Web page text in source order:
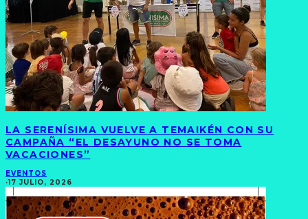
LA SERENÍSIMA VUELVE A TEMAIKÉN CON SU
CAMPAÑA “EL DESAYUNO NO SE TOMA
VACACIONES”
EVENTOS
·17 JULIO, 2026